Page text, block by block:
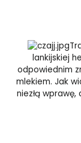
lankijskiej
odpowiednim
mlekiem. Jak
niezłą